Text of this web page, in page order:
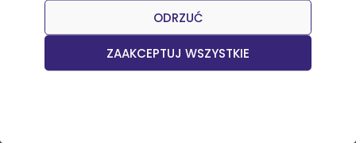
ZAAKCEPTUJ WSZYSTKIE
ODRZUĆ